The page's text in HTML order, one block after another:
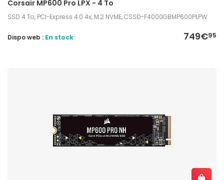
Corsair MP600 Pro LPX - 4 To
SSD 4 To, PCI-Express 4.0 4x, M.2 NVME, CSSD-F4000GBMP600PLPW
749€95
Dispo web : En stock